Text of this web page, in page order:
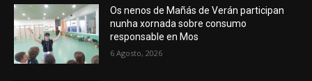
Os nenos de Mañás de Verán participan
nunha xornada sobre consumo
responsable en Mos
6 Agosto, 2026